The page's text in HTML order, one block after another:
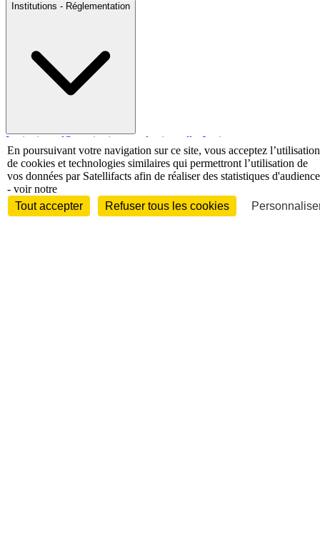
Institutions - Réglementation
InstitutionnelOrganisations professionnelles Justice
Economie - Marchés
En poursuivant votre navigation sur ce site, vous acceptez l’utilisation
de cookies et technologies similaires qui permettront l’utilisation de
vos données par Satellifacts afin de réaliser des statistiques d'audience
- voir notre
Tout accepter
Refuser tous les cookies